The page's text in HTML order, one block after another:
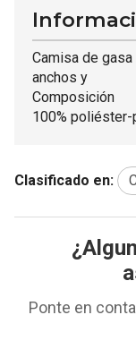
Camisa de
anchos y
Composición
100%
Clasificado en:
Ponte en